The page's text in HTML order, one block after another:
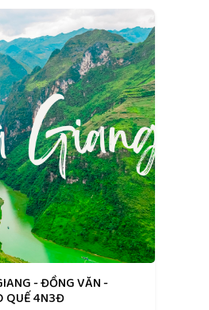
- ĐỒNG VĂN -
QUẾ 4N3Đ